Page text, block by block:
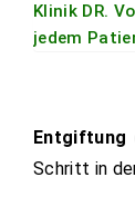
Klinik DR.
jedem
Entgiftung
Schritt in